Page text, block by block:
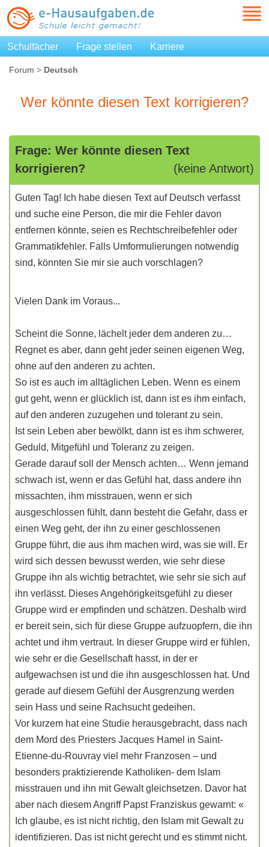
Schulfächer Frage stellen Karriere
Forum > Deutsch
Wer könnte diesen Text korrigieren?
Frage: Wer könnte diesen Text
korrigieren?
(keine Antwort)
Guten Tag! Ich habe diesen Text auf Deutsch verfasst
und suche eine Person, die mir die Fehler davon
entfernen könnte, seien es Rechtschreibefehler oder
Grammatikfehler. Falls Umformulierungen notwendig
sind, könnten Sie mir sie auch vorschlagen?
Vielen Dank im Voraus...
Scheint die Sonne, lächelt jeder dem anderen zu…
Regnet es aber, dann geht jeder seinen eigenen Weg,
ohne auf den anderen zu achten.
So ist es auch im alltäglichen Leben. Wenn es einem
gut geht, wenn er glücklich ist, dann ist es ihm einfach,
auf den anderen zuzugehen und tolerant zu sein.
Ist sein Leben aber bewölkt, dann ist es ihm schwerer,
Geduld, Mitgefühl und Toleranz zu zeigen.
Gerade darauf soll der Mensch achten… Wenn jemand
schwach ist, wenn er das Gefühl hat, dass andere ihn
missachten, ihm misstrauen, wenn er sich
ausgeschlossen fühlt, dann besteht die Gefahr, dass er
einen Weg geht, der ihn zu einer geschlossenen
Gruppe führt, die aus ihm machen wird, was sie will. Er
wird sich dessen bewusst werden, wie sehr diese
Gruppe ihn als wichtig betrachtet, wie sehr sie sich auf
ihn verlässt. Dieses Angehörigkeitsgefühl zu dieser
Gruppe wird er empfinden und schätzen. Deshalb wird
er bereit sein, sich für diese Gruppe aufzuopfern, die ihn
achtet und ihm vertraut. In dieser Gruppe wird er fühlen,
wie sehr er die Gesellschaft hasst, in der er
aufgewachsen ist und die ihn ausgeschlossen hat. Und
gerade auf diesem Gefühl der Ausgrenzung werden
sein Hass und seine Rachsucht gedeihen.
Vor kurzem hat eine Studie herausgebracht, dass nach
dem Mord des Priesters Jacques Hamel in Saint-
Etienne-du-Rouvray viel mehr Franzosen – und
besonders praktizierende Katholiken- dem Islam
misstrauen und ihn mit Gewalt gleichsetzen. Davor hat
aber nach diesem Angriff Papst Franziskus gewarnt: «
Ich glaube, es ist nicht richtig, den Islam mit Gewalt zu
identifizieren. Das ist nicht gerecht und es stimmt nicht.